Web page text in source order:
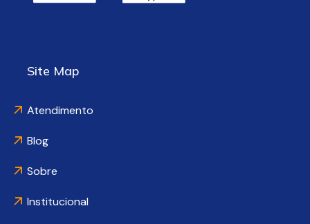
Site Map
Atendimento
Blog
Sobre
Institucional